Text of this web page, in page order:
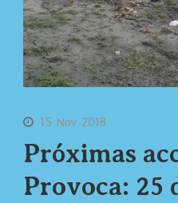
15 Nov 2018
Próximas
Provoca: 25